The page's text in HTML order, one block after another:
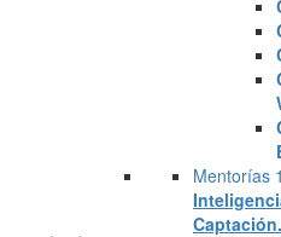
Mentorías
Captación.